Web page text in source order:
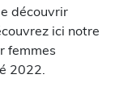
découvrir
ici notre
femmes
2022.